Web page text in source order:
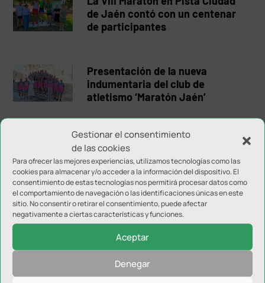
Gestionar el consentimiento
de las cookies
Para ofrecer las mejores experiencias, utilizamos tecnologías como las
cookies para almacenar y/o acceder a la información del dispositivo. El
consentimiento de estas tecnologías nos permitirá procesar datos como
el comportamiento de navegación o las identificaciones únicas en este
sitio. No consentir o retirar el consentimiento, puede afectar
negativamente a ciertas características y funciones.
Aceptar
Denegar
de Jaén contó con un centenar
de participantes
Presentación de la nueva
indumentaria del club de
atletismo ‘Maratón Jaén’
La maratón en pista de Jaén se
celebrará el 5 de julio en La
Salobreja
Nueva señalética en el recorrido
del Cross del Pantano del Víboras